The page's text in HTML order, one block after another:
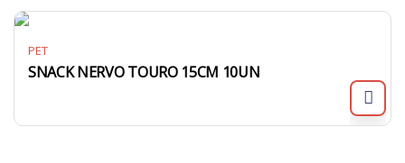
PET
SNACK NERVO TOURO 15CM 10UN